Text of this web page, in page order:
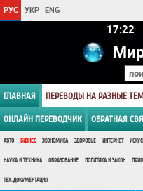
РУС УКР ENG
17 22
ГЛАВНАЯ ПЕРЕВОДЫ НА РАЗНЫЕ
ОНЛАЙН ПЕРЕВОДЧИК ОБРАТНАЯ
АВТО БИЗНЕС ЭКОНОМИКА ЗДОРОВЬЕ ИНТЕРНЕТ
НАУКА И ТЕХНИКА ОБРАЗОВАНИЕ ПОЛИТИКА И ЗАКОН
ТЕХ. ДОКУМЕНТАЦИЯ